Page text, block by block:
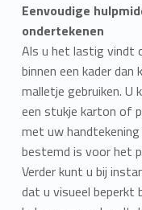
Eenvoudige
ondertekenen
Als u het lastig vindt
binnen een kader
malletje gebruiken. U
een stukje karton of
met uw
bestemd is voor het
Verder kunt u bij
dat u visueel beperkt